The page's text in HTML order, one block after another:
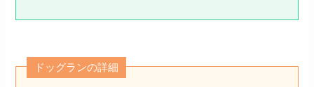
ドッグランの詳細